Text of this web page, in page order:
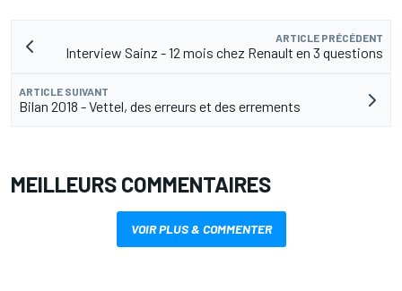
ARTICLE PRÉCÉDENT
Interview Sainz - 12 mois chez Renault en 3 questions
ARTICLE SUIVANT
Bilan 2018 - Vettel, des erreurs et des errements
MEILLEURS COMMENTAIRES
VOIR PLUS & COMMENTER